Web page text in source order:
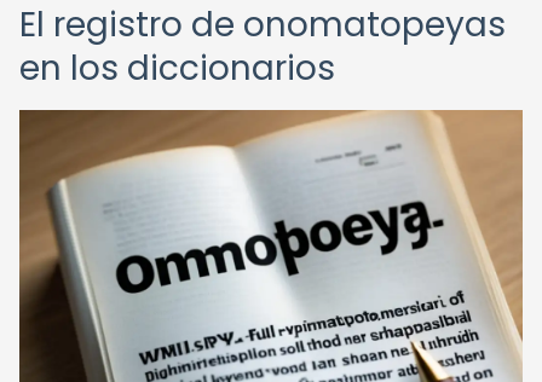
El registro de onomatopeyas
en los diccionarios